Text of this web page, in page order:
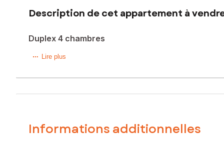
Description de cet appartement à
Duplex 4 chambres
Dans une rue calme de la vieille ville de Lunéville, cet
d’espace.
Le duplex apporte une véritable séparation entre les
Lire plus
Informations additionnelles